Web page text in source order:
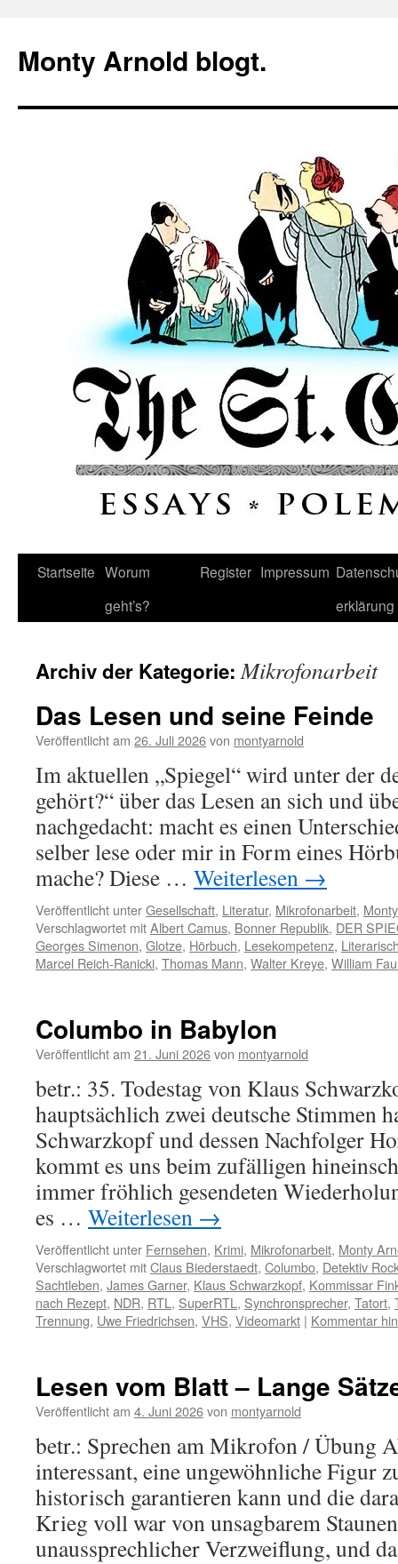
springen
Monty Arnold blogt.
Startseite Worum
geht’s?
Register Impressum
erklärung
Archiv der Kategorie:Mikrofonarbeit
Das Lesen und seine Feinde
Veröffentlicht am 26. Juli 2026von montyarnold
Im aktuellen „Spiegel“ wird unter der
gehört?“ über das Lesen an sich und
nachgedacht: macht es einen
selber lese oder mir in Form eines
mache? Diese … Weiterlesen →
Veröffentlicht unterGesellschaft, Literatur, Mikrofonarbeit,
Verschlagwortet mitAlbert Camus, Bonner Republik, DER
Georges Simenon, Glotze, Hörbuch, Lesekompetenz,
Marcel Reich-Ranicki, Thomas Mann, Walter Kreye, William
Columbo in Babylon
Veröffentlicht am 21. Juni 2026von montyarnold
betr.: 35. Todestag von Klaus
hauptsächlich zwei deutsche Stimmen
Schwarzkopf und dessen Nachfolger
kommt es uns beim zufälligen
immer fröhlich gesendeten
es … Weiterlesen →
Veröffentlicht unter Fernsehen, Krimi, Mikrofonarbeit, Monty
Verschlagwortet mitClaus Biederstaedt, Columbo, Detektiv
Sachtleben, James Garner, Klaus Schwarzkopf, Kommissar
nach Rezept, NDR, RTL , SuperRTL , Synchronsprecher, Tatort,
Trennung, Uwe Friedrichsen, VHS, Videomarkt | Kommentar
Lesen vom Blatt – Lange
Veröffentlicht am 4. Juni 2026von montyarnold
betr.: Sprechen am Mikrofon / Übung
interessant, eine ungewöhnliche Figur
historisch garantieren kann und die
Krieg voll war von unsagbarem
unaussprechlicher Verzweiflung, und